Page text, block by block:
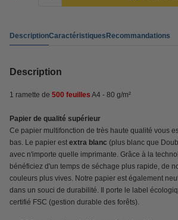
DescriptionCaractéristiquesRecommandations
Description
1 ramette de 500 feuilles A4 - 80 g/m²
Papier de qualité supérieur
Ce papier multifonction de très haute qualité vous
bas. Le papier est extra blanc (plus blanc que
avec n'importe quelle imprimante. Grâce à la
bénéficiez d'un temps de séchage plus rapide, de
couleurs plus vives. Notre papier est également
dans un souci de durabilité. Il porte le label
certifié FSC (gestion durable des forêts).